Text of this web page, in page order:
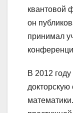
квантовой
он
принимал
В 2012
докторскую